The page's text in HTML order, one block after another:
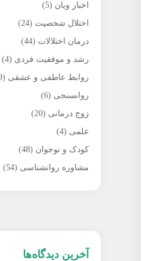
اخبار ویان (5)
اختلال شخصیت (24)
درمان اختلالات (44)
رشد و موفقیت فردی (4)
روابط عاطفی و عشقی (9)
روانسنجی (6)
زوج درمانی (20)
علمی (4)
کودک و نوجوان (48)
مشاوره روانشناسی (54)
آخرین دیدگاه‌ها